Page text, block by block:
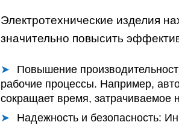
Электротехнические изделия
значительно повысить
Повышение
рабочие процессы. Например,
сокращает время, затрачиваемое
Надежность и безопасность: